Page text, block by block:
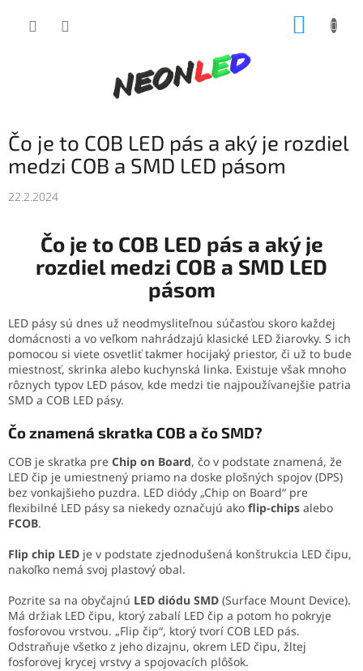
Čo je to COB LED pás a aký je rozdiel
medzi COB a SMD LED pásom
22.2.2024
Čo je to COB LED pás a aký je
rozdiel medzi COB a SMD LED
pásom
LED pásy sú dnes už neodmysliteľnou súčasťou skoro každej
domácnosti a vo veľkom nahrádzajú klasické LED žiarovky. S ich
pomocou si viete osvetliť takmer hocijaký priestor, či už to bude
miestnosť, skrinka alebo kuchynská linka. Existuje však mnoho
rôznych typov LED pásov, kde medzi tie najpoužívanejšie patria
SMD a COB LED pásy.
Čo znamená skratka COB a čo SMD?
COB je skratka pre Chip on Board, čo v podstate znamená, že
LED čip je umiestnený priamo na doske plošných spojov (DPS)
bez vonkajšieho puzdra. LED diódy „Chip on Board“ pre
flexibilné LED pásy sa niekedy označujú ako flip-chips alebo
FCOB.
Flip chip LED je v podstate zjednodušená konštrukcia LED čipu,
nakoľko nemá svoj plastový obal.
Pozrite sa na obyčajnú LED diódu SMD (Surface Mount Device).
Má držiak LED čipu, ktorý zabalí LED čip a potom ho pokryje
fosforovou vrstvou. „Flip čip“, ktorý tvorí COB LED pás.
Odstraňuje všetko z jeho dizajnu, okrem LED čipu, žltej
fosforovej krycej vrstvy a spojovacích plôšok.